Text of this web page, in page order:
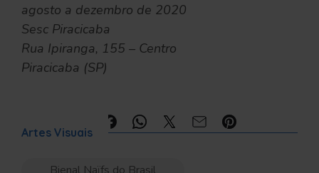
agosto a dezembro de 2020
Sesc Piracicaba
Rua Ipiranga, 155 – Centro
Piracicaba (SP)
Artes Visuais
Bienal Naïfs do Brasil